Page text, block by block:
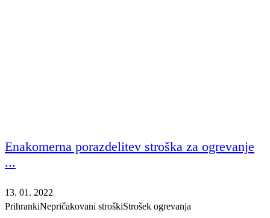
Enakomerna porazdelitev stroška za ogrevanje
...
13. 01. 2022
PrihrankiNepričakovani stroškiStrošek ogrevanja